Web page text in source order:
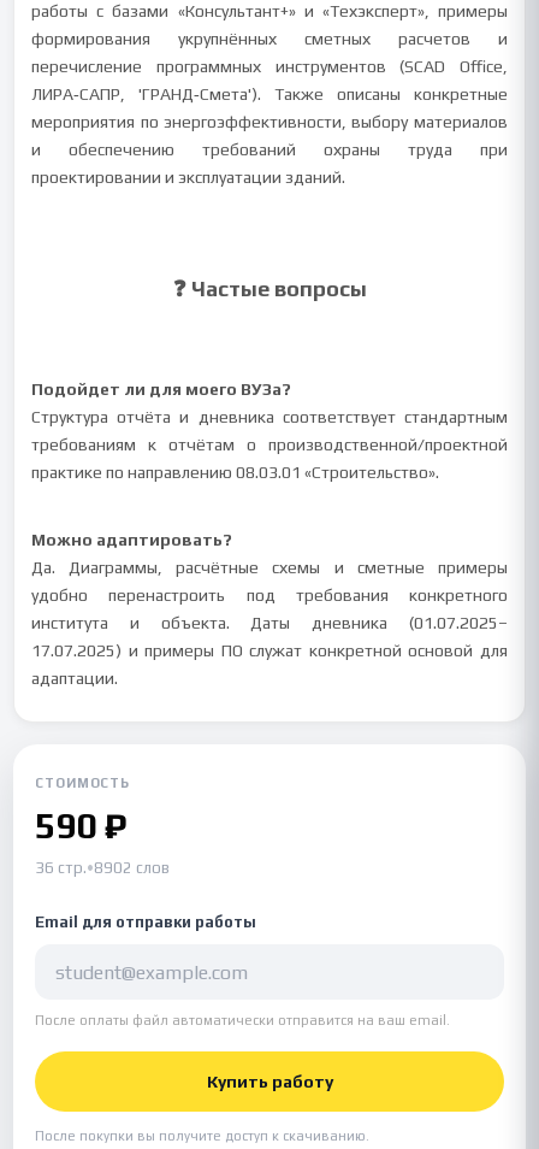
работы с базами «Консультант+» и «Техэксперт», примеры
формирования укрупнённых сметных расчетов и
перечисление программных инструментов (SCAD Office,
ЛИРА‑САПР, 'ГРАНД‑Смета'). Также описаны конкретные
мероприятия по энергоэффективности, выбору материалов
и обеспечению требований охраны труда при
проектировании и эксплуатации зданий.
❓ Частые вопросы
Подойдет ли для моего ВУЗа?
Структура отчёта и дневника соответствует стандартным
требованиям к отчётам о производственной/проектной
практике по направлению 08.03.01 «Строительство».
Можно адаптировать?
Да. Диаграммы, расчётные схемы и сметные примеры
удобно перенастроить под требования конкретного
института и объекта. Даты дневника (01.07.2025–
17.07.2025) и примеры ПО служат конкретной основой для
адаптации.
СТОИМОСТЬ
590 ₽
36 стр.•8902 слов
Email для отправки работы
После оплаты файл автоматически отправится на ваш email.
Купить работу
После покупки вы получите доступ к скачиванию.